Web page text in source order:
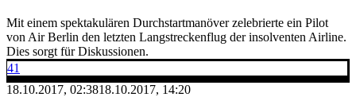
Mit einem spektakulären Durchstartmanöver zelebrierte ein Pilot
von Air Berlin den letzten Langstreckenflug der insolventen Airline.
Dies sorgt für Diskussionen.
41
18.10.2017, 02:3818.10.2017, 14:20